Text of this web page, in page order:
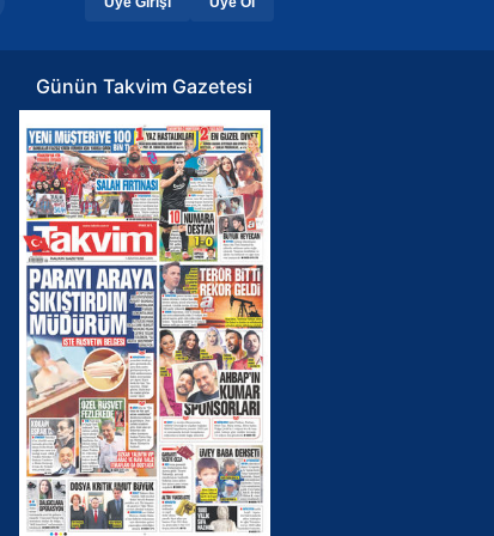
Günün Takvim Gazetesi